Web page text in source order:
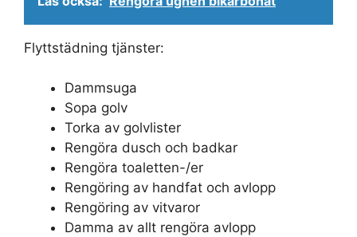
Flyttstädning tjänster:
Dammsuga
Sopa golv
Torka av golvlister
Rengöra dusch och badkar
Rengöra toaletten-/er
Rengöring av handfat och avlopp
Rengöring av vitvaror
Damma av allt rengöra avlopp